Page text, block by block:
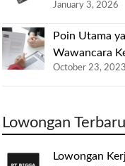
January 3, 2026
Poin Utama
Wawancara
October 23, 2023
Lowongan Terbaru
Lowongan